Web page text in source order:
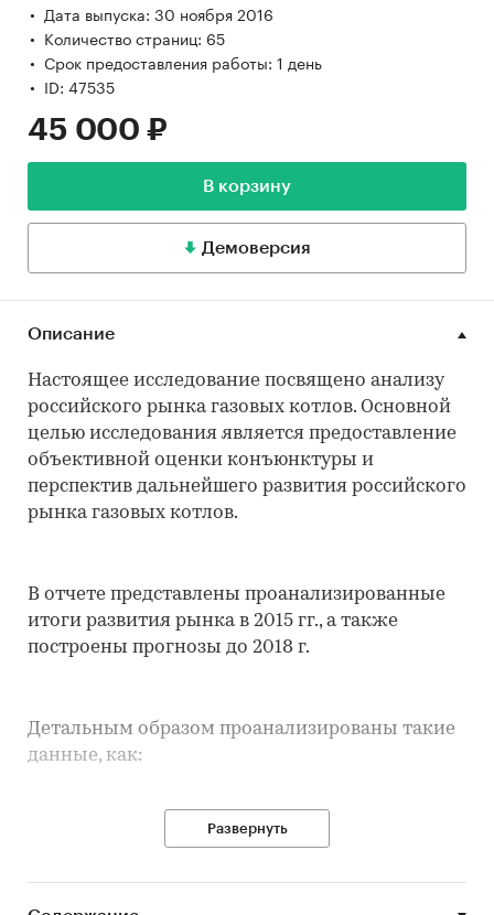
Дата выпуска: 30 ноября 2016
Количество страниц: 65
Срок предоставления работы: 1 день
ID: 47535
45 000 ₽
В корзину
Демоверсия
Описание
Настоящее исследование посвящено анализу
российского рынка газовых котлов. Основной
целью исследования является предоставление
объективной оценки конъюнктуры и
перспектив дальнейшего развития российского
рынка газовых котлов.
В отчете представлены проанализированные
итоги развития рынка в 2015 гг., а также
построены прогнозы до 2018 г.
Детальным образом проанализированы такие
данные, как:
• Классификация отрасли
• Производственные показатели
Развернуть